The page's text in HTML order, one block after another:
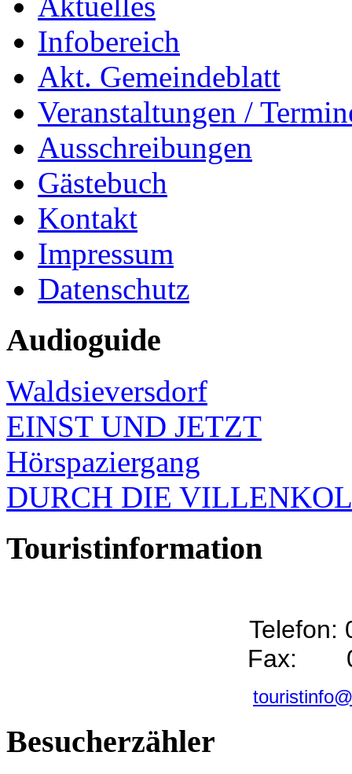
Infobereich
Akt. Gemeindeblatt
Veranstaltungen /
Ausschreibungen
Gästebuch
Kontakt
Impressum
Datenschutz
Audioguide
Waldsieversdorf
EINST UND JETZT
Hörspaziergang
DURCH DIE
Touristinformation
Telefon:
Fax:
Besucherzähler